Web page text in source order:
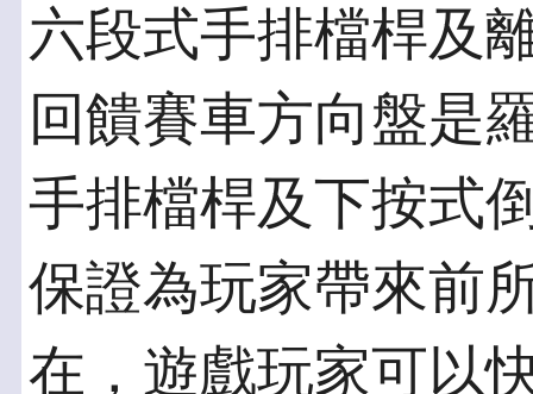
六段式手排檔桿及
回饋賽車方向盤是
手排檔桿及下按式
保證為玩家帶來前
在，遊戲玩家可以